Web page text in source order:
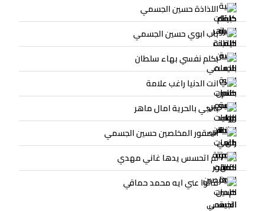
اللذاذة حسين الجسمي
باب ابوي حسين الجسمي
بكلم نفسي بهاء سلطان
انت الدنيا راغب علامة
بالجي بالحرية امال ماهر
الصقور المخلصين حسين الجسمي
لم اتحسس يدها غاني مهدي
قالوا عني ايه محمد حماقي